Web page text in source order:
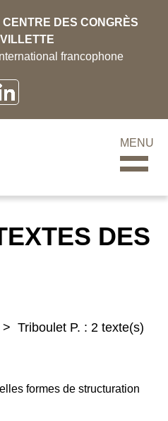
DES CONGRÈS
francophone
MENU
DES
Triboulet P. : 2 texte(s)
formes de structuration